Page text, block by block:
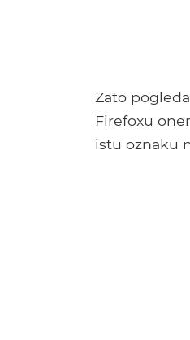
Zato
Firefoxu
istu oznaku